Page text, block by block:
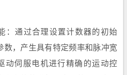
：通过合理设置计数器的初始
数，产生具有特定频率和脉冲宽
动伺服电机进行精确的运动控